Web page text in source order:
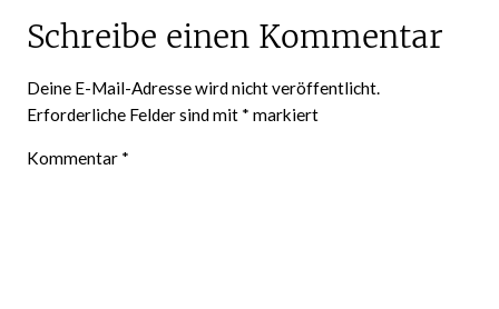
Schreibe einen Kommentar
Deine E-Mail-Adresse wird nicht veröffentlicht.
Erforderliche Felder sind mit * markiert
Kommentar *